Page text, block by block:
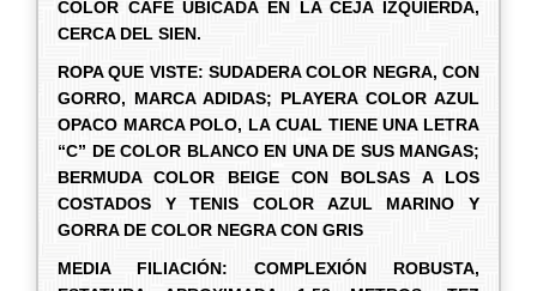
COLOR CAFÉ UBICADA EN LA CEJA IZQUIERDA,
CERCA DEL SIEN.
ROPA QUE VISTE: SUDADERA COLOR NEGRA, CON
GORRO, MARCA ADIDAS; PLAYERA COLOR AZUL
OPACO MARCA POLO, LA CUAL TIENE UNA LETRA
“C” DE COLOR BLANCO EN UNA DE SUS MANGAS;
BERMUDA COLOR BEIGE CON BOLSAS A LOS
COSTADOS Y TENIS COLOR AZUL MARINO Y
GORRA DE COLOR NEGRA CON GRIS
MEDIA FILIACIÓN: COMPLEXIÓN ROBUSTA,